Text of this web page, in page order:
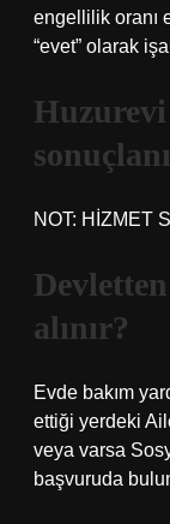
engellilik oranı
“evet” olarak
NOT: HİZMET
alınır?
Evde bakım
ettiği yerdeki
veya varsa
başvuruda